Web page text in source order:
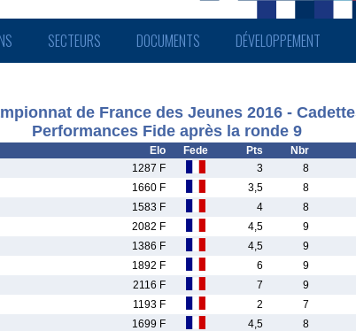
SECTEURS DOCUMENTS DÉVELOPPEMENT
de France des Jeunes 2016 -
Performances Fide après la ronde 9
Elo Fede Pts
Nbr
1287 F 3
8
1660 F 3,5
8
1583 F 4
8
2082 F 4,5
9
1386 F 4,5
9
1892 F 6
9
2116 F 7
9
1193 F 2
7
1699 F 4,5
8